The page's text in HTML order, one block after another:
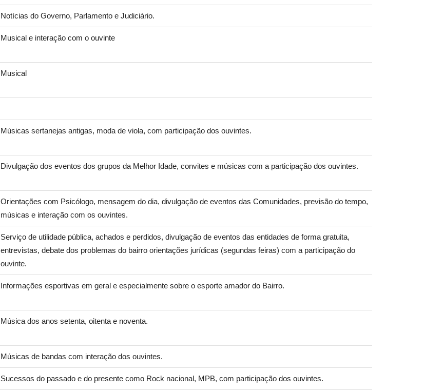
Notícias do Governo, Parlamento e Judiciário.
Musical e interação com o ouvinte
Musical
Músicas sertanejas antigas, moda de viola, com participação dos ouvintes.
Divulgação dos eventos dos grupos da Melhor Idade, convites e músicas com a participação dos ouvintes.
Orientações com Psicólogo, mensagem do dia, divulgação de eventos das Comunidades, previsão do tempo,
músicas e interação com os ouvintes.
Serviço de utilidade pública, achados e perdidos, divulgação de eventos das entidades de forma gratuita,
entrevistas, debate dos problemas do bairro orientações jurídicas (segundas feiras) com a participação do
ouvinte.
Informações esportivas em geral e especialmente sobre o esporte amador do Bairro.
Música dos anos setenta, oitenta e noventa.
Músicas de bandas com interação dos ouvintes.
Sucessos do passado e do presente como Rock nacional, MPB, com participação dos ouvintes.